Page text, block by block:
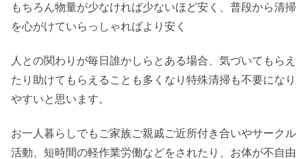
もちろん物量が少なければ少ないほど安く、普段から清掃
を心がけていらっしゃればより安く
人との関わりが毎日誰かしらとある場合、気づいてもらえ
たり助けてもらえることも多くなり特殊清掃も不要になり
やすいと思います。
お一人暮らしでもご家族ご親戚ご近所付き合いやサークル
活動、短時間の軽作業労働などをされたり、お体が不自由